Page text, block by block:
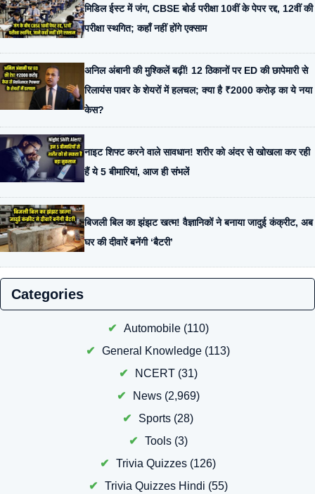
मिडिल ईस्ट में जंग, CBSE बोर्ड परीक्षा 10वीं के पेपर रद्द, 12वीं की
परीक्षा स्थगित; कहाँ नहीं होंगे एक्साम
अनिल अंबानी की मुश्किलें बढ़ीं! 12 ठिकानों पर ED की छापेमारी से
रिलायंस पावर के शेयरों में हलचल; क्या है ₹2000 करोड़ का ये नया
केस?
नाइट शिफ्ट करने वाले सावधान! शरीर को अंदर से खोखला कर रही
हैं ये 5 बीमारियां, आज ही संभलें
बिजली बिल का झंझट खत्म! वैज्ञानिकों ने बनाया जादुई कंक्रीट, अब
घर की दीवारें बनेंगी ‘बैटरी’
Categories
Automobile(110)
General Knowledge (113)
NCERT(31)
News(2,969)
Sports (28)
Tools(3)
Trivia Quizzes (126)
Trivia Quizzes Hindi (55)